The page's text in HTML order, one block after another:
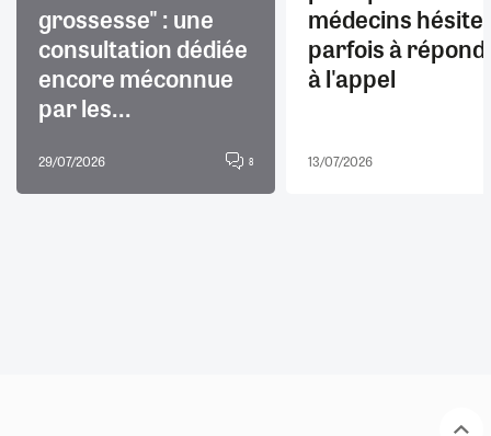
grossesse" : une
consultation dédiée
encore méconnue
par les...
29/07/2026 8
médecins
parfois à
à l'appel
13/07/2026